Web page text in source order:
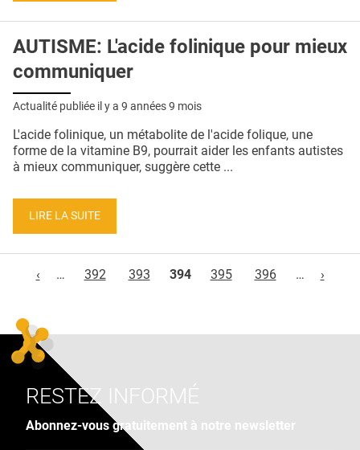
AUTISME: L'acide folinique pour mieux
communiquer
Actualité publiée il y a 9 années 9 mois
L'acide folinique, un métabolite de l'acide folique, une
forme de la vitamine B9, pourrait aider les enfants autistes
à mieux communiquer, suggère cette ...
LIRE LA SUITE
‹
… 392 393 394 395 396 … ›
RESTEZ INFORMÉ
Abonnez-vous gratuitement à notre newsletter